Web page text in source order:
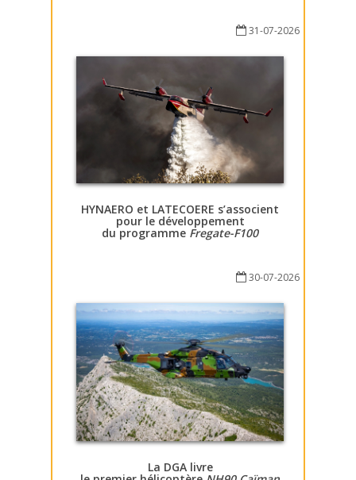
31-07-2026
HYNAERO et LATECOERE s’associent
pour le développement
du programme Fregate-F100
30-07-2026
La DGA livre